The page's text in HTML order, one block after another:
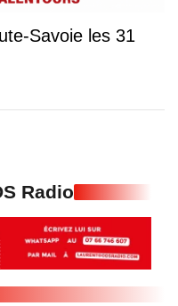
Savoie les 31
Radio